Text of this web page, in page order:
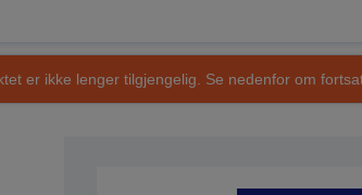
er ikke lenger tilgjengelig. Se nedenfor om